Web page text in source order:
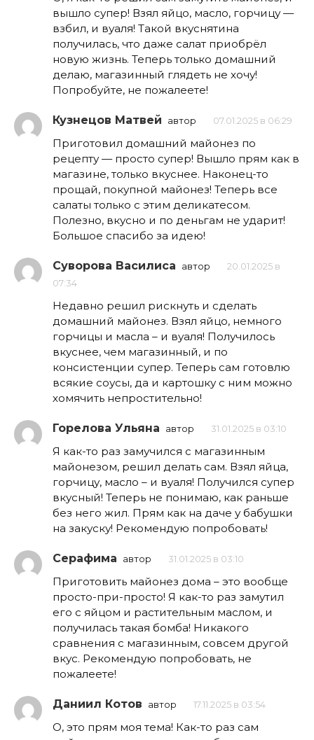
вышло супер! Взял яйцо, масло, горчицу —
взбил, и вуаля! Такой вкуснятина
получилась, что даже салат приобрёл
новую жизнь. Теперь только домашний
делаю, магазинный глядеть не хочу!
Попробуйте, не пожалеете!
Кузнецов Матвей автор 07.01.2025 в 06:29
Приготовил домашний майонез по
рецепту — просто супер! Вышло прям как в
магазине, только вкуснее. Наконец-то
прощай, покупной майонез! Теперь все
салаты только с этим деликатесом.
Полезно, вкусно и по деньгам не ударит!
Большое спасибо за идею!
Суворова Василиса автор
20.01.2025 в
07:34
Недавно решил рискнуть и сделать
домашний майонез. Взял яйцо, немного
горчицы и масла – и вуаля! Получилось
вкуснее, чем магазинный, и по
консистенции супер. Теперь сам готовлю
всякие соусы, да и картошку с ним можно
хомячить непростительно!
Горелова Ульяна автор 31.01.2025 в 03:10
Я как-то раз замучился с магазинным
майонезом, решил делать сам. Взял яйца,
горчицу, масло – и вуаля! Получился супер
вкусный! Теперь не понимаю, как раньше
без него жил. Прям как на даче у бабушки
на закуску! Рекомендую попробовать!
Серафима автор 31.01.2025 в 03:10
Приготовить майонез дома – это вообще
просто-при-просто! Я как-то раз замутил
его с яйцом и растительным маслом, и
получилась такая бомба! Никакого
сравнения с магазинным, совсем другой
вкус. Рекомендую попробовать, не
пожалеете!
Даниил Котов автор 17.11.2025 в 03:54
О, это прям моя тема! Как-то раз сам